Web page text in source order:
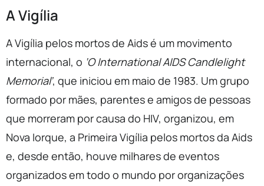
A Vigília
A Vigília pelos mortos de Aids é um movimento
internacional, o ‘O International AIDS Candlelight
Memorial’, que iniciou em maio de 1983. Um grupo
formado por mães, parentes e amigos de pessoas
que morreram por causa do HIV, organizou, em
Nova Iorque, a Primeira Vigília pelos mortos da Aids
e, desde então, houve milhares de eventos
organizados em todo o mundo por organizações